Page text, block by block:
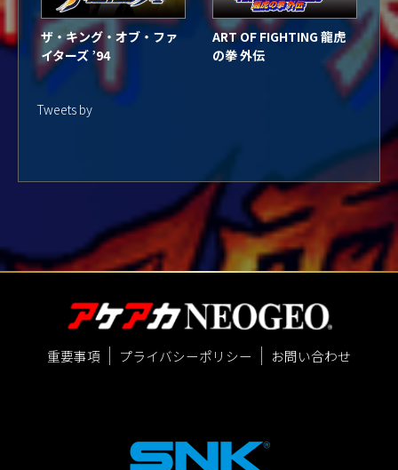
ザ・キング・オブ・ファ
イターズ ’94
ART OF FIGHTING 龍虎
の拳 外伝
Tweets by
重要事項 プライバシーポリシー お問い合わせ